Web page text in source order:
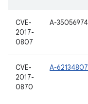
CVE-
2017-
0807
A-35056974
CVE-
2017-
0870
A-62134807